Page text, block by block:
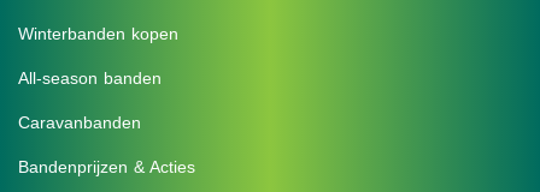
Winterbanden kopen
All-season banden
Caravanbanden
Bandenprijzen & Acties